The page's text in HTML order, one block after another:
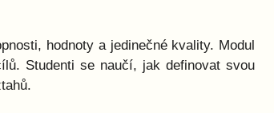
hodnoty a jedinečné kvality. Modul
Studenti se naučí, jak definovat svou